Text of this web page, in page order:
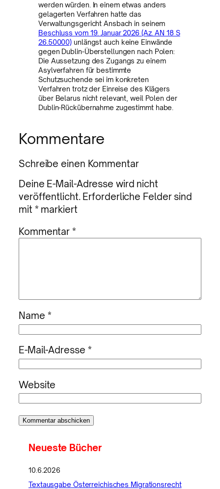
werden würden. In einem etwas anders
gelagerten Verfahren hatte das
Verwaltungsgericht Ansbach in seinem
Beschluss vom 19. Januar 2026 (Az. AN 18 S
26.50000) unlängst auch keine Einwände
gegen Dublin-Überstellungen nach Polen:
Die Aussetzung des Zugangs zu einem
Asylverfahren für bestimmte
Schutzsuchende sei im konkreten
Verfahren trotz der Einreise des Klägers
über Belarus nicht relevant, weil Polen der
Dublin-Rückübernahme zugestimmt habe.
Kommentare
Schreibe einen Kommentar
Deine E-Mail-Adresse wird nicht
veröffentlicht. Erforderliche Felder sind
mit * markiert
Kommentar*
Name *
E-Mail-Adresse *
Website
Neueste Bücher
10.6.2026
Textausgabe Österreichisches Migrationsrecht